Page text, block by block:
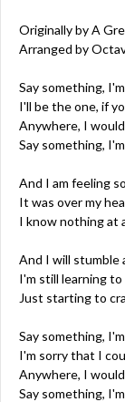
Originally by A
Arranged by
Say something,
I'll be the one, if
Anywhere, I
Say something,
And I am feeling
It was over my
I know nothing at
And I will stumble
I'm still learning to
Just starting to
Say something,
I'm sorry that I
Anywhere, I
Say something,